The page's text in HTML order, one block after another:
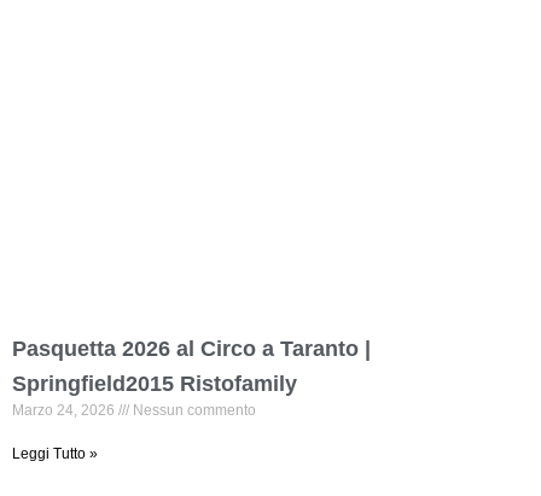
Pasquetta 2026 al Circo a Taranto |
Springfield2015 Ristofamily
Marzo 24, 2026 Nessun commento
Leggi Tutto »